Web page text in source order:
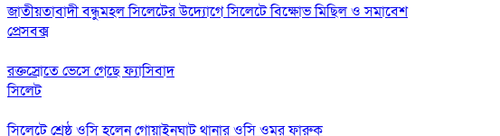
জাতীয়তাবাদী বন্ধুমহল সিলেটের উদ্যোগে সিলেটে বিক্ষোভ মিছিল ও সমাবেশ
প্রেসবক্স
রক্তস্রোতে ভেসে গেছে ফ্যাসিবাদ
সিলেট
সিলেটে শ্রেষ্ঠ ওসি হলেন গোয়াইনঘাট থানার ওসি ওমর ফারুক